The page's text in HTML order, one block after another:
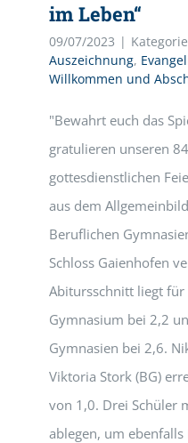
im Leben“
09/07/2023 |
Auszeichnung,
Willkommen und
"Bewahrt euch das
gratulieren unseren
gottesdienstlichen
aus dem
Beruflichen
Schloss Gaienhofen
Abitursschnitt liegt
Gymnasium bei 2,2
Gymnasien bei 2,6.
Viktoria Stork (BG)
von 1,0. Drei Schüler
ablegen, um